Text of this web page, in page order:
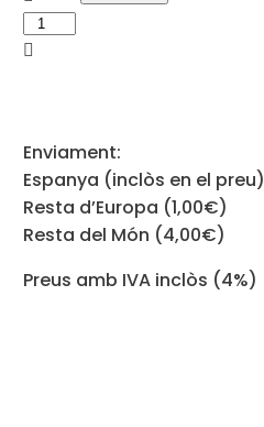
Enviament:
Espanya (inclòs en el preu)
Resta d’Europa (1,00€)
Resta del Món (4,00€)
Preus amb IVA inclòs (4%)